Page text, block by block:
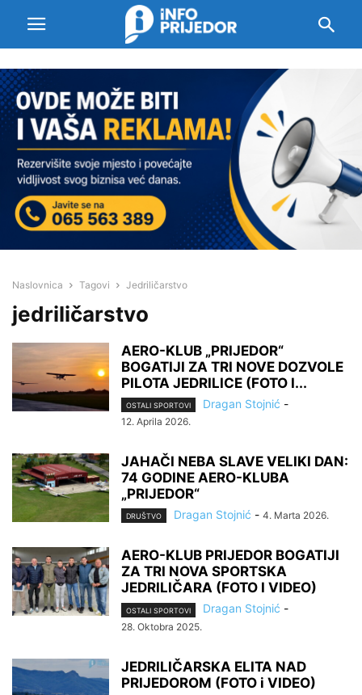
Naslovnica Tagovi Jedriličarstvo
jedriličarstvo
AERO-KLUB „PRIJEDOR“
BOGATIJI ZA TRI NOVE DOZVOLE
PILOTA JEDRILICE (FOTO I...
OSTALI SPORTOVI Dragan Stojnić -
12. Aprila 2026.
JAHAČI NEBA SLAVE VELIKI DAN:
74 GODINE AERO-KLUBA
„PRIJEDOR“
DRUŠTVO Dragan Stojnić - 4. Marta 2026.
AERO-KLUB PRIJEDOR BOGATIJI
ZA TRI NOVA SPORTSKA
JEDRILIČARA (FOTO I VIDEO)
OSTALI SPORTOVI Dragan Stojnić -
28. Oktobra 2025.
JEDRILIČARSKA ELITA NAD
PRIJEDOROM (FOTO i VIDEO)